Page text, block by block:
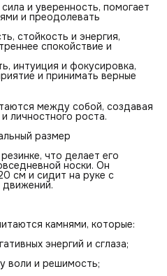
и уверенность, помогает
и преодолевать
стойкость и энергия,
спокойствие и
интуиция и фокусировка,
и принимать верные
между собой, создавая
личностного роста.
размер
что делает его
носки. Он
см и сидит на руке с
камнями, которые:
энергий и сглаза;
воли и решимость;